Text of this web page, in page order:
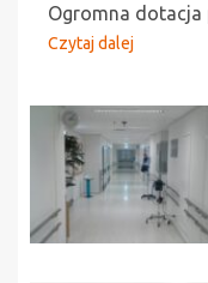
Ogromna dotacja
Czytaj dalej